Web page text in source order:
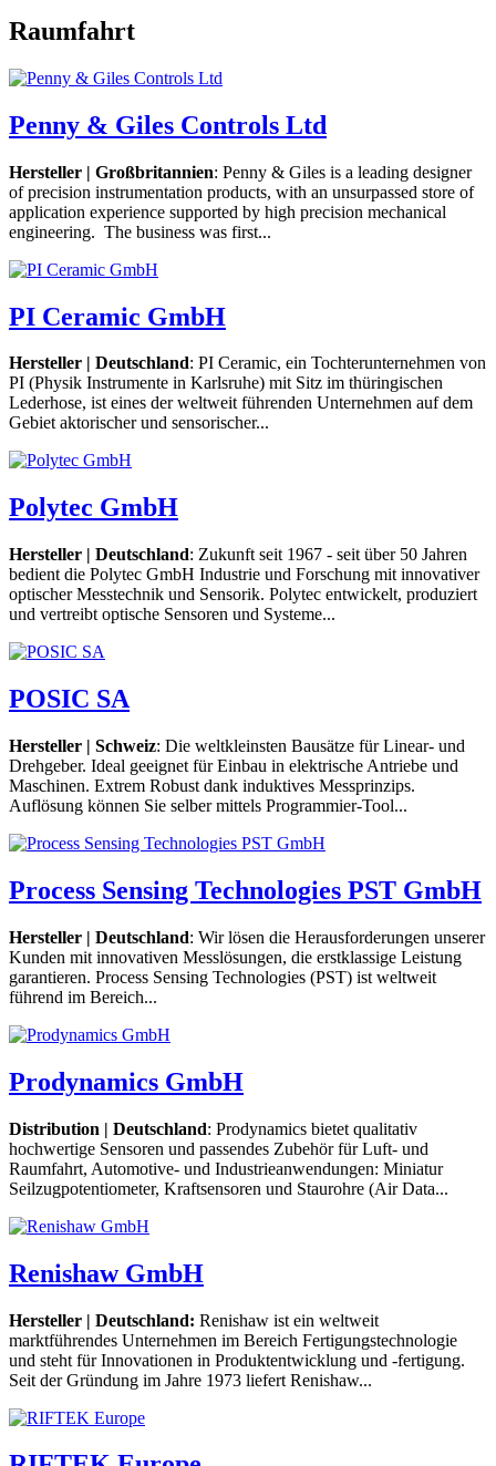
Raumfahrt
Penny & Giles Controls Ltd
Hersteller | Großbritannien: Penny & Giles is a leading designer
of precision instrumentation products, with an unsurpassed store of
application experience supported by high precision mechanical
engineering. The business was first...
PI Ceramic GmbH
Hersteller | Deutschland: PI Ceramic, ein Tochterunternehmen von
PI (Physik Instrumente in Karlsruhe) mit Sitz im thüringischen
Lederhose, ist eines der weltweit führenden Unternehmen auf dem
Gebiet aktorischer und sensorischer...
Polytec GmbH
Hersteller | Deutschland: Zukunft seit 1967 - seit über 50 Jahren
bedient die Polytec GmbH Industrie und Forschung mit innovativer
optischer Messtechnik und Sensorik. Polytec entwickelt, produziert
und vertreibt optische Sensoren und Systeme...
POSIC SA
Hersteller | Schweiz: Die weltkleinsten Bausätze für Linear- und
Drehgeber. Ideal geeignet für Einbau in elektrische Antriebe und
Maschinen. Extrem Robust dank induktives Messprinzips.
Auflösung können Sie selber mittels Programmier-Tool...
Process Sensing Technologies PST GmbH
Hersteller | Deutschland: Wir lösen die Herausforderungen unserer
Kunden mit innovativen Messlösungen, die erstklassige Leistung
garantieren. Process Sensing Technologies (PST) ist weltweit
führend im Bereich...
Prodynamics GmbH
Distribution | Deutschland: Prodynamics bietet qualitativ
hochwertige Sensoren und passendes Zubehör für Luft- und
Raumfahrt, Automotive- und Industrieanwendungen: Miniatur
Seilzugpotentiometer, Kraftsensoren und Staurohre (Air Data...
Renishaw GmbH
Hersteller | Deutschland: Renishaw ist ein weltweit
marktführendes Unternehmen im Bereich Fertigungstechnologie
und steht für Innovationen in Produktentwicklung und -fertigung.
Seit der Gründung im Jahre 1973 liefert Renishaw...